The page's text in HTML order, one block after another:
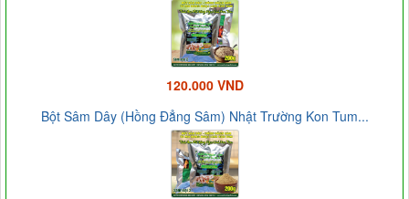
120.000 VND
Bột Sâm Dây (Hồng Đẳng Sâm) Nhật Trường Kon Tum...